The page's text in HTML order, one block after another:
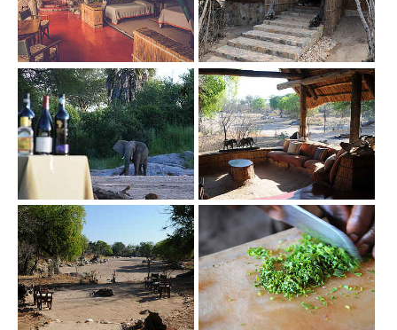
Show larger version Show larger version
Show larger version Show larger version